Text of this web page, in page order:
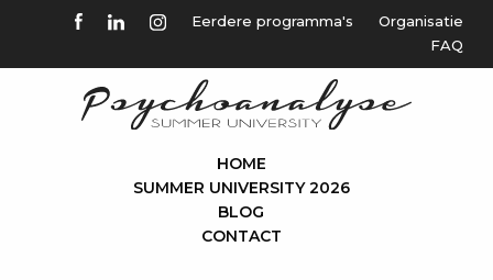
Eerdere programma's
Organisatie
FAQ
HOME
SUMMER UNIVERSITY 2026
BLOG
CONTACT